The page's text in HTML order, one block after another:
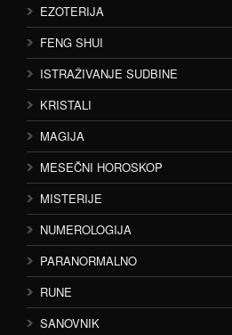
EZOTERIJA
FENG SHUI
ISTRAŽIVANJE SUDBINE
KRISTALI
MAGIJA
MESEČNI HOROSKOP
MISTERIJE
NUMEROLOGIJA
PARANORMALNO
RUNE
SANOVNIK